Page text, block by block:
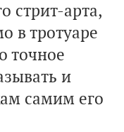
стрит-арта,
в тротуаре
точное
и
самим его